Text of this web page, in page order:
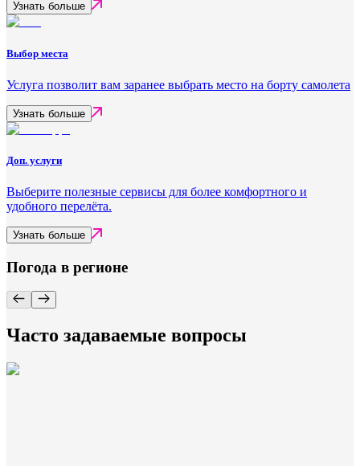
Узнать больше
Выбор места
Услуга позволит вам заранее выбрать место на борту самолета
Узнать больше
Доп. услуги
Выберите полезные сервисы для более комфортного и
удобного перелёта.
Узнать больше
Погода в регионе
Часто задаваемые вопросы